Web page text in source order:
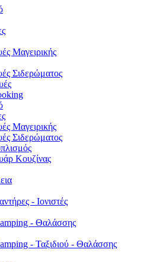
Μαγειρικής
Σιδερώματος
Μαγειρικής
Σιδερώματος
Κουζίνας
- Ιονιστές
- Θαλάσσης
- Ταξιδιού - Θαλάσσης